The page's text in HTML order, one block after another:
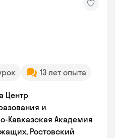
13 лет опыта
Центр
и
Кавказская Академия
Ростовский